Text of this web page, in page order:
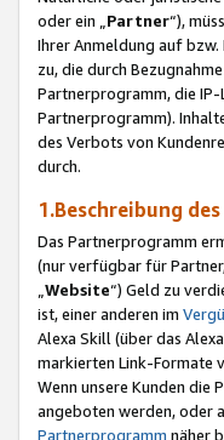
oder ein „Partner“),
Ihrer Anmeldung auf
zu, die durch
Partnerprogramm, die
Partnerprogramm).
des Verbots von
durch.
1.Beschreibung
Das Partnerprogramm
(nur verfügbar für
Website“) Geld zu
ist, einer anderen im
Alexa Skill (über das
markierten Link-Formate
Wenn unsere Kunden die
angeboten werden, oder
Partnerprogramm näher